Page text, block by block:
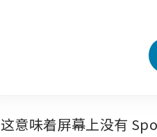
这意味着屏幕上没有